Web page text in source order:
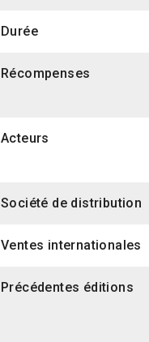
Durée
Récompenses
Acteurs
Société de distribution
Ventes internationales
Précédentes éditions